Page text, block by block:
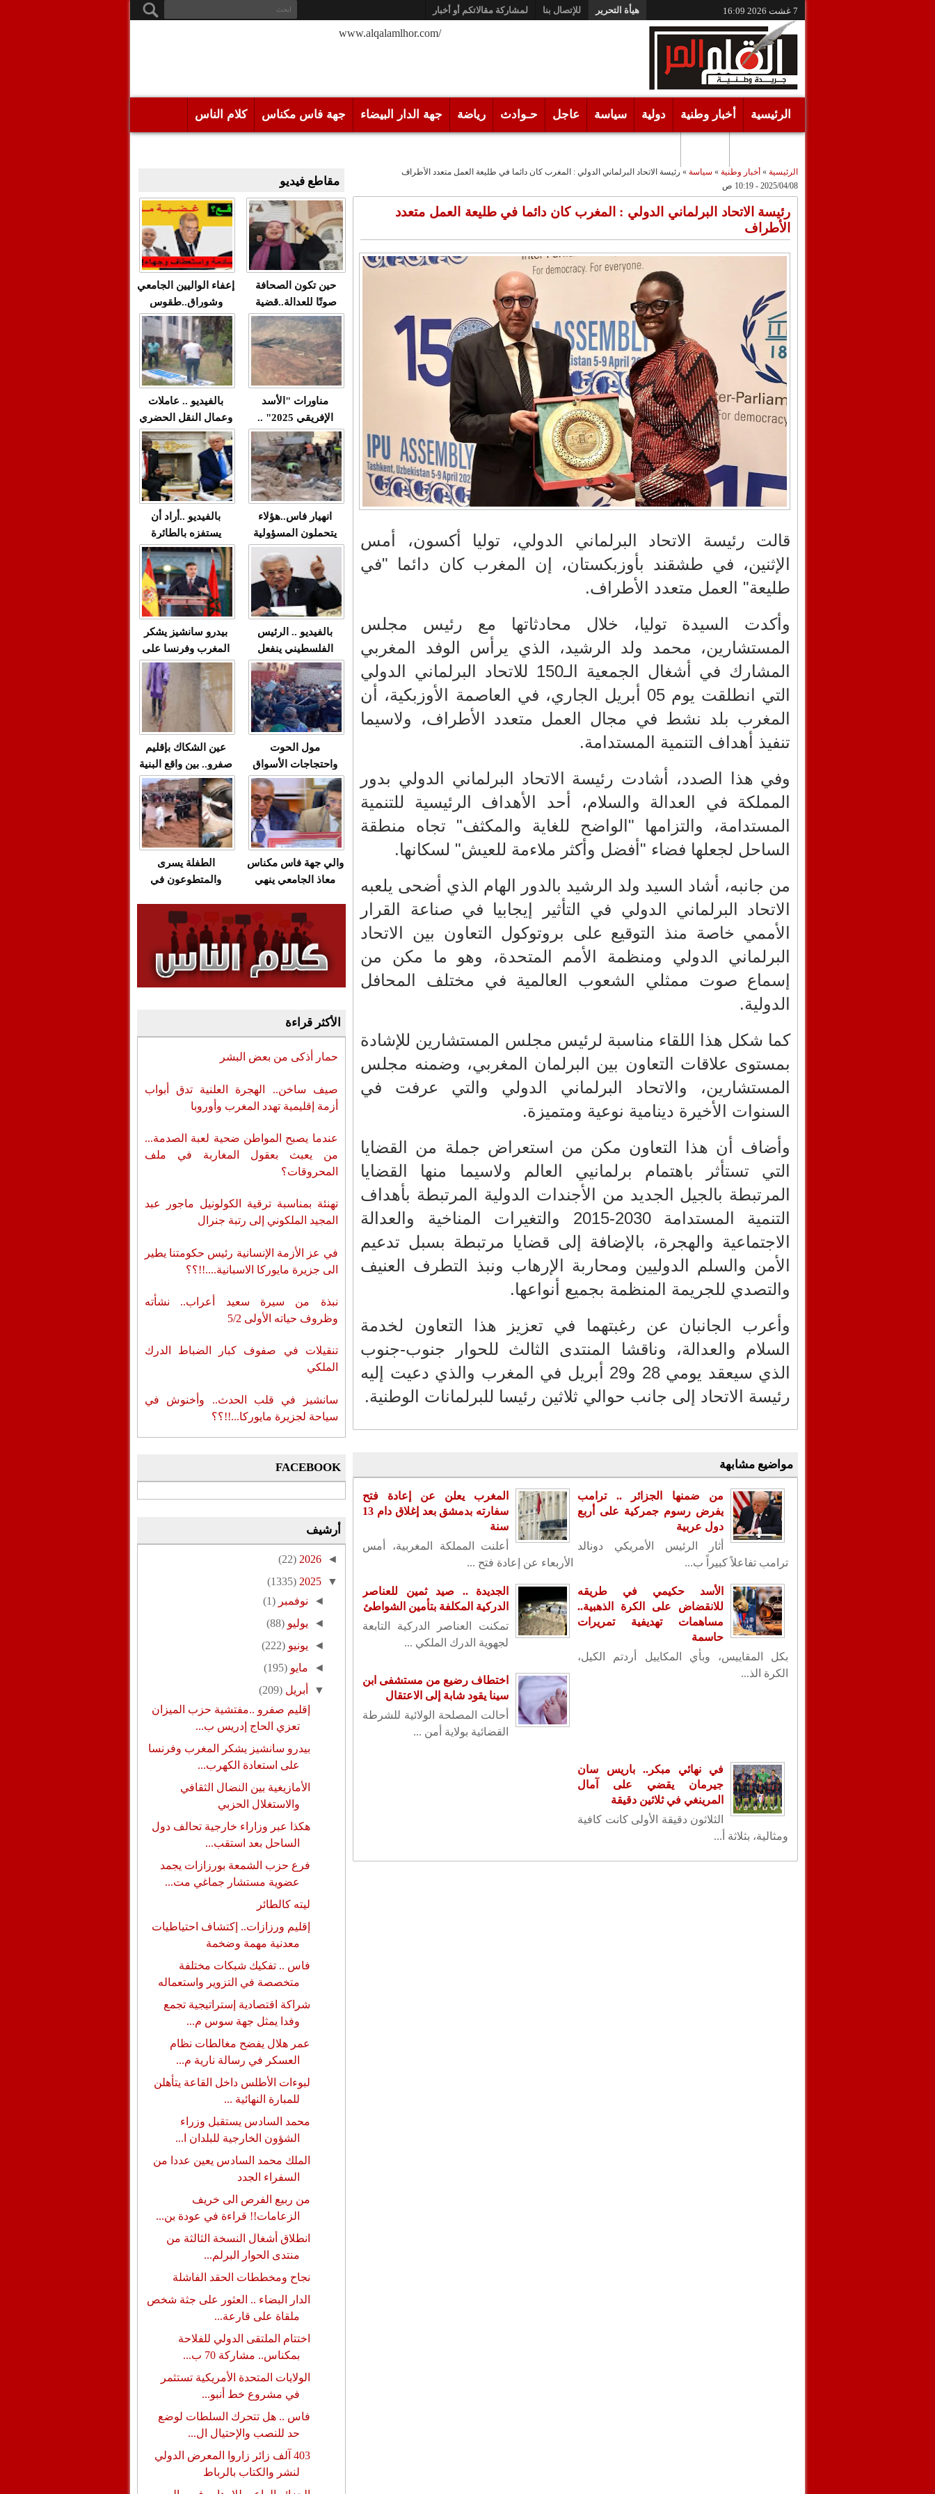
7 غشت 2026 16:09 هيأة التحرير للإتصال بنا لمشاركة مقالاتكم أو أخبار
/www.alqalamlhor.com
الرئيسية أخبار وطنية دولية سياسة عاجل حـوادث رياضة جهة الدار البيضاء جهة فاس مكناس كلام الناس
الرئيسية » أخبار وطنية» سياسة» رئيسة الاتحاد البرلماني الدولي : المغرب كان دائما في طليعة العمل متعدد الأطراف
2025/04/08 - 10:19 ص
رئيسة الاتحاد البرلماني الدولي : المغرب كان دائما في طليعة العمل متعدد
الأطراف
قالت رئيسة الاتحاد البرلماني الدولي، توليا أكسون، أمس
الإثنين، في طشقند بأوزبكستان، إن المغرب كان دائما "في
طليعة" العمل متعدد الأطراف.
وأكدت السيدة توليا، خلال محادثاتها مع رئيس مجلس
المستشارين، محمد ولد الرشيد، الذي يرأس الوفد المغربي
المشارك في أشغال الجمعية الـ150 للاتحاد البرلماني الدولي
التي انطلقت يوم 05 أبريل الجاري، في العاصمة الأوزبكية، أن
المغرب بلد نشط في مجال العمل متعدد الأطراف، ولاسيما
تنفيذ أهداف التنمية المستدامة.
وفي هذا الصدد، أشادت رئيسة الاتحاد البرلماني الدولي بدور
المملكة في العدالة والسلام، أحد الأهداف الرئيسية للتنمية
المستدامة، والتزامها "الواضح للغاية والمكثف" تجاه منطقة
الساحل لجعلها فضاء "أفضل وأكثر ملاءمة للعيش" لسكانها.
من جانبه، أشاد السيد ولد الرشيد بالدور الهام الذي أضحى يلعبه
الاتحاد البرلماني الدولي في التأثير إيجابيا في صناعة القرار
الأممي خاصة منذ التوقيع على بروتوكول التعاون بين الاتحاد
البرلماني الدولي ومنظمة الأمم المتحدة، وهو ما مكن من
إسماع صوت ممثلي الشعوب العالمية في مختلف المحافل
الدولية.
كما شكل هذا اللقاء مناسبة لرئيس مجلس المستشارين للإشادة
بمستوى علاقات التعاون بين البرلمان المغربي، وضمنه مجلس
المستشارين، والاتحاد البرلماني الدولي والتي عرفت في
السنوات الأخيرة دينامية نوعية ومتميزة.
وأضاف أن هذا التعاون مكن من استعراض جملة من القضايا
التي تستأثر باهتمام برلمانيي العالم ولاسيما منها القضايا
المرتبطة بالجيل الجديد من الأجندات الدولية المرتبطة بأهداف
التنمية المستدامة 2030-2015 والتغيرات المناخية والعدالة
الاجتماعية والهجرة، بالإضافة إلى قضايا مرتبطة بسبل تدعيم
الأمن والسلم الدوليين ومحاربة الإرهاب ونبذ التطرف العنيف
والتصدي للجريمة المنظمة بجميع أنواعها.
وأعرب الجانبان عن رغبتهما في تعزيز هذا التعاون لخدمة
السلام والعدالة، وناقشا المنتدى الثالث للحوار جنوب-جنوب
الذي سيعقد يومي 28 و29 أبريل في المغرب والذي دعيت إليه
رئيسة الاتحاد إلى جانب حوالي ثلاثين رئيسا للبرلمانات الوطنية.
مواضيع مشابهة
من ضمنها الجزائر .. ترامب
يفرض رسوم جمركية على أربع
دول عربية
أثار الرئيس الأمريكي دونالد
ترامب تفاعلاً كبيراً ب...
المغرب يعلن عن إعادة فتح
سفارته بدمشق بعد إغلاق دام 13
سنة
أعلنت المملكة المغربية، أمس
الأربعاء عن إعادة فتح ...
الأسد حكيمي في طريقه
للانقضاض على الكرة الذهبية..
مساهمات تهديفية تمريرات
حاسمة
بكل المقاييس، وبأي المكاييل أردتم الكيل،
الكرة الذ...
الجديدة .. صيد ثمين للعناصر
الدركية المكلفة بتأمين الشواطئ
تمكنت العناصر الدركية التابعة
لجهوية الدرك الملكي ...
اختطاف رضيع من مستشفى ابن
سينا يقود شابة إلى الاعتقال
أحالت المصلحة الولائية للشرطة
القضائية بولاية أمن ...
في نهائي مبكر.. باريس سان
جيرمان يقضي على آمال
المرينغي في ثلاثين دقيقة
الثلاثون دقيقة الأولى كانت كافية
ومثالية، بثلاثة أ...
مقاطع فيديو
حين تكون الصحافة
صوتًا للعدالة..قضية
"مولات 88 غرزة"
مثالا(فيديو)
متابعة حميد طولست
في زمن تزداد فيه
حالات العنف ضد
النساء ويغيب فيه أحيانًا
صدى العدالة في
ردهات الم...
إعفاء الواليين الجامعي
وشوراق..طقوس
صادمة وملتمس
"الوجهاء"؟/ صمت
وزارة الداخلية؟/أين
الوزير التوفيق؟(فيديو)
بالفيديو .. عاملات
وعمال النقل الحضري
بفاس يعبرون عن
ارتياحهم بعد إنهاء عقد
شركة "سيتي باص"
مناورات "الأسد
الإفريقي 2025" ..
شاهد القاذفة النووية
في تدريب مع ثماني
مقاتلات من نوع F-16
تابعة للقوات الجوية
الملكية المغربية
بالفيديو ..أراد أن
يستفزه بالطائرة
القطرية لكن ترامب
فضحه أمام العالم
بالحجة والدليل
انهيار فاس..هؤلاء
يتحملون المسؤولية
ومآسي العمارات
العشوائية مفتوحة
بيدرو سانشيز يشكر
المغرب وفرنسا على
استعادة الكهرباء عقب
انقطاعه في شبه
الجزيرة الإيبيرية
بالفيديو .. الرئيس
الفلسطيني ينفعل
ويهاجم حماس بألفاظ
قاسية على الهواء
عين الشكاك بإقليم
صفرو.. بين واقع البنية
التحتية المهترئة
والحملات الانتخابية
المبكرة(فيديو)
مول الحوت
واحتجاجات الأسواق
الأسبوعية/الاحتقان
الصامت والتراشق
بـ"الصناديق"/أخنوش
يرد بالصمت المريب
الطفلة يسرى
والمتطوعون في
وقنوات صرف صحي
تقتل والمحاسبة يجب
أن تطال المسؤولين
والي جهة فاس مكناس
معاذ الجامعي ينهي
والعمال مع شركة
سيتي باص + وثيقة
وفيديو
الأكثر قراءة
حمار أذكى من بعض البشر
صيف ساخن.. الهجرة العلنية تدق أبواب
أزمة إقليمية تهدد المغرب وأوروبا
عندما يصبح المواطن ضحية لعبة الصدمة...
من يعبث بعقول المغاربة في ملف
المحروقات؟
تهنئة بمناسبة ترقية الكولونيل ماجور عبد
المجيد الملكوني إلى رتبة جنرال
في عز الأزمة الإنسانية رئيس حكومتنا يطير
الى جزيرة مايوركا الاسبانية....!!؟؟
نبذة من سيرة سعيد أعراب.. نشأته
وظروف حياته الأولى 5/2
تنقيلات في صفوف كبار الضباط الدرك
الملكي
سانشيز في قلب الحدث.. وأخنوش في
سياحة لجزيرة مايوركا...!!؟؟
FACEBOOK
أرشيف
◄
2026
(22)
▼
2025
(1335)
◄ نوفمبر(1)
◄ يوليو(88)
◄ يونيو(222)
◄ مايو(195)
▼
أبريل(209)
إقليم صفرو ..مفتشية حزب الميزان
تعزي الحاج إدريس ب...
بيدرو سانشيز يشكر المغرب وفرنسا
على استعادة الكهرب...
الأمازيغية بين النضال الثقافي
والاستغلال الحزبي
هكذا عبر وزاراء خارجية تحالف دول
الساحل بعد استقب...
فرع حزب الشمعة بورزازات يجمد
عضوية مستشار جماغي مت...
ليته كالطائر
إقليم ورزازات.. إكتشاف احتياطيات
معدنية مهمة وضخمة
فاس .. تفكيك شبكات مختلفة
متخصصة في التزوير واستعماله
شراكة اقتصادية إستراتيجية تجمع
وفدا يمثل جهة سوس م...
عمر هلال يفضح مغالطات نظام
العسكر في رسالة نارية م...
لبوءات الأطلس داخل القاعة يتأهلن
للمبارة النهائية ...
محمد السادس يستقبل وزراء
الشؤون الخارجية للبلدان ا...
الملك محمد السادس يعين عددا من
السفراء الجدد
من ربيع الفرص الى خريف
الزعامات!! قراءة في عودة بن...
انطلاق أشغال النسخة الثالثة من
منتدى الحوار البرلم...
نجاح ومخططات الحقد الفاشلة
الدار البضاء .. العثور على جثة شخص
ملقاة على قارعة...
اختتام الملتقى الدولي للفلاحة
بمكناس.. مشاركة 70 ب...
الولايات المتحدة الأمريكية تستثمر
في مشروع خط أنبو...
فاس .. هل تتحرك السلطات لوضع
حد للنصب والإحتيال ال...
403 آلف زائر زاروا المعرض الدولي
لنشر والكتاب بالرباط